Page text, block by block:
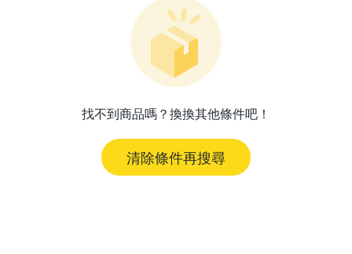
找不到商品嗎？換換其他條件吧！
清除條件再搜尋